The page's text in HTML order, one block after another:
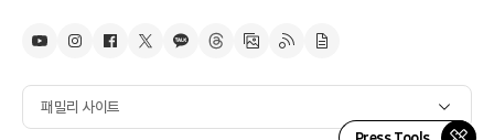
패밀리 사이트